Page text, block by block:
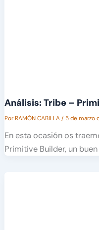
Análisis: Tribe –
PorRAMÓN CABILLA/ 5 de marzo
En esta ocasión os
Primitive Builder, un